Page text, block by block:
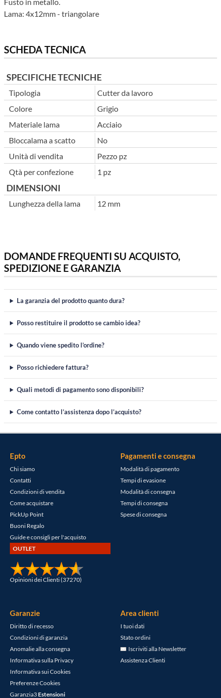
Lama: 4x12mm - triangolare
SCHEDA TECNICA
SPECIFICHE TECNICHE
Tipologia
Cutter da lavoro
Colore
Grigio
Materiale lama
Acciaio
Bloccalama a scatto
No
Unità di vendita
Pezzo pz
Qtà per confezione
1 pz
DIMENSIONI
Lunghezza della lama 12 mm
DOMANDE FREQUENTI SU ACQUISTO,
SPEDIZIONE E GARANZIA
La garanzia del prodotto quanto dura?
Posso restituire il prodotto se cambio idea?
Quando viene spedito l’ordine?
Posso richiedere fattura?
Quali metodi di pagamento sono disponibili?
Come contatto l’assistenza dopo l’acquisto?
Epto
Chi siamo
Contatti
Condizioni di vendita
Come acquistare
PickUp Point
Buoni Regalo
Guide e consigli per l'acquisto
OUTLET
Opinioni dei Clienti (37270)
Pagamenti e consegna
Modalità di pagamento
Tempi di evasione
Modalità di consegna
Tempi di consegna
Spese di consegna
Garanzie
Diritto di recesso
Condizioni di garanzia
Anomalie alla consegna
Informativa sulla Privacy
Informativa sui Cookies
Preferenze Cookies
Garanzia3Estensioni
Area clienti
I tuoi dati
Stato ordini
Iscriviti alla Newsletter
Assistenza Clienti